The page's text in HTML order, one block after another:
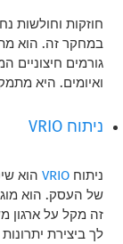
חוזקות וחולשות
במחקר זה. הוא
גורמים חיצוניים
ואיומים. היא
ניתוח VRIO
ניתוחVRIO הוא
של העסק. הוא
לך ביצירת